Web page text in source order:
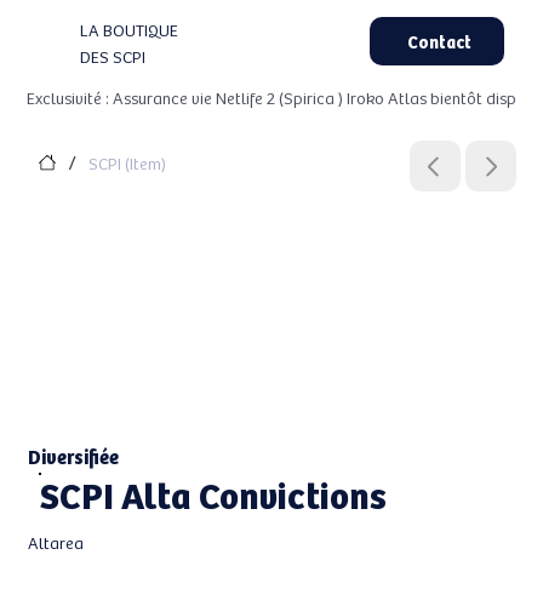
LA BOUTIQUE
DES SCPI
Exclusivité : Assurance vie Netlife 2 (Spirica ) Iroko Atlas bientôt
Contact
/ SCPI (Item)
Diversifiée
SCPI Alta Convictions
Altarea